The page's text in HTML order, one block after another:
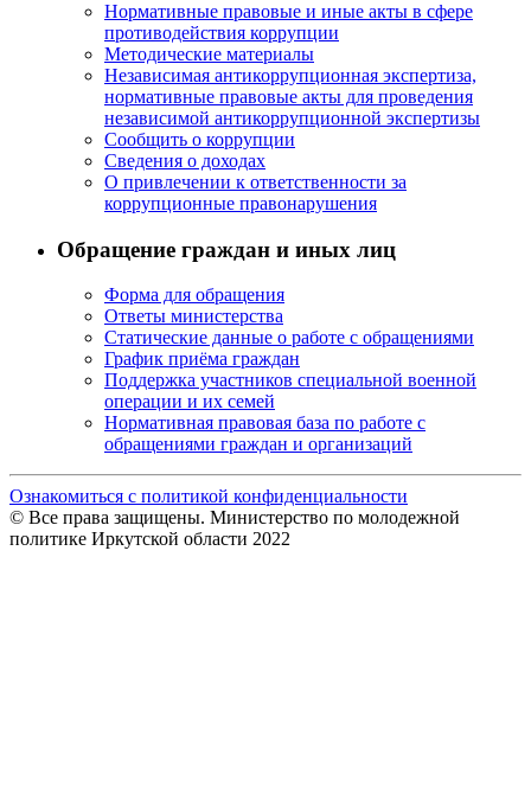
Нормативные правовые и иные акты в сфере
противодействия коррупции
Методические материалы
Независимая антикоррупционная экспертиза,
нормативные правовые акты для проведения
независимой антикоррупционной экспертизы
Сообщить о коррупции
Сведения о доходах
О привлечении к ответственности за
коррупционные правонарушения
Обращение граждан и иных лиц
Форма для обращения
Ответы министерства
Статические данные о работе с обращениями
График приёма граждан
Поддержка участников специальной военной
операции и их семей
Нормативная правовая база по работе с
обращениями граждан и организаций
Ознакомиться с политикой конфиденциальности
© Все права защищены. Министерство по молодежной
политике Иркутской области 2022